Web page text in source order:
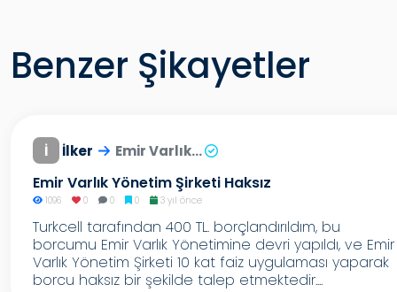
Benzer Şikayetler
İ İlker Emir Varlık...
Emir Varlık Yönetim Şirketi Haksız
1096 0 0 0 3 yıl önce
Turkcell tarafından 400 TL. borçlandırıldım, bu
borcumu Emir Varlık Yönetimine devri yapıldı, ve Emir
Varlık Yönetim Şirketi 10 kat faiz uygulaması yaparak
borcu haksız bir şekilde talep etmektedir....